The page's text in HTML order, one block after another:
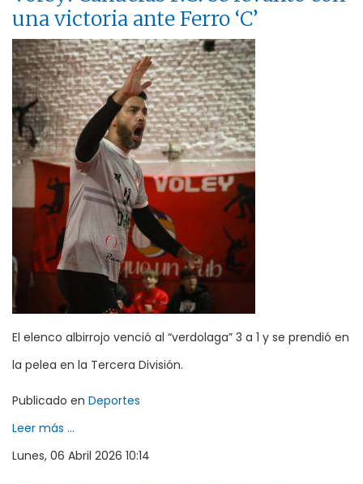
una victoria ante Ferro ‘C’
El elenco albirrojo venció al “verdolaga” 3 a 1 y se prendió en
la pelea en la Tercera División.
Publicado en Deportes
Leer más ...
Lunes, 06 Abril 2026 10:14